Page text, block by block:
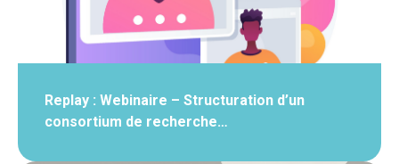
Replay : Webinaire – Structuration d’un
consortium de recherche…